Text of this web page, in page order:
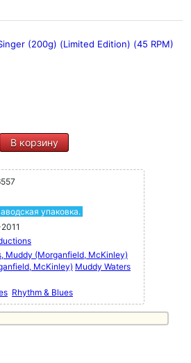
рока. На альбоме был
Ребеннака - Доктор Джон,
предполагаемым
Альбом был взят под крыло
"андеграунда", когда он вышел
виниле в Quality
в старинной гильзе в стиле
(200g) (Limited Edition) (45 RPM)
В корзину
упаковка.
Muddy (Morganfield, McKinley)
McKinley) Muddy Waters
Rhythm & Blues